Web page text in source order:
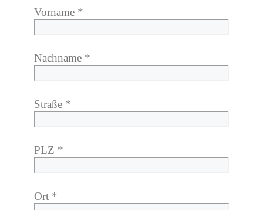
Vorname *
Nachname *
Straße *
PLZ *
Ort *